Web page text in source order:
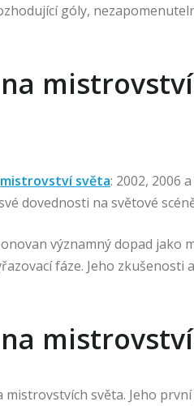
góly,
mistrovství světa: 2002, 2006
dovednosti na světové
významný dopad jako
fáze. Jeho zkušenosti
světa. Jeho